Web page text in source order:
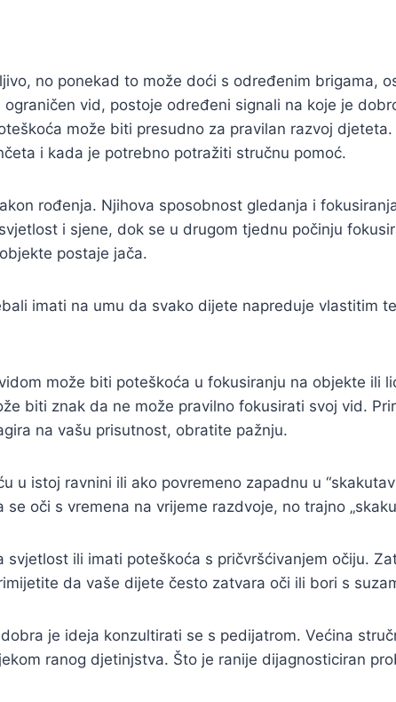
no ponekad to može doći s određenim brigama,
vid, postoje određeni signali na koje je
može biti presudno za pravilan razvoj
i kada je potrebno potražiti stručnu pomoć.
rođenja. Njihova sposobnost gledanja i
i sjene, dok se u drugom tjednu počinju
postaje jača.
imati na umu da svako dijete napreduje vlastitim
može biti poteškoća u fokusiranju na objekte ili
biti znak da ne može pravilno fokusirati svoj vid.
na vašu prisutnost, obratite pažnju.
u istoj ravnini ili ako povremeno zapadnu u
oči s vremena na vrijeme razdvoje, no trajno
ili imati poteškoća s pričvršćivanjem očiju.
da vaše dijete često zatvara oči ili bori s
je ideja konzultirati se s pedijatrom. Većina
ranog djetinjstva. Što je ranije dijagnosticiran